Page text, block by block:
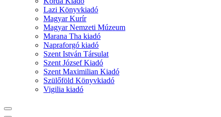
Lazi Könyvkiadó
Magyar Kurír
Magyar Nemzeti Múzeum
Marana Tha kiadó
Napraforgó kiadó
Szent István Társulat
Szent József Kiadó
Szent Maximilian Kiadó
Szülőföld Könyvkiadó
Vigilia kiadó